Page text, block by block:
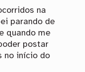
na
parando de
quando me
postar
no início do